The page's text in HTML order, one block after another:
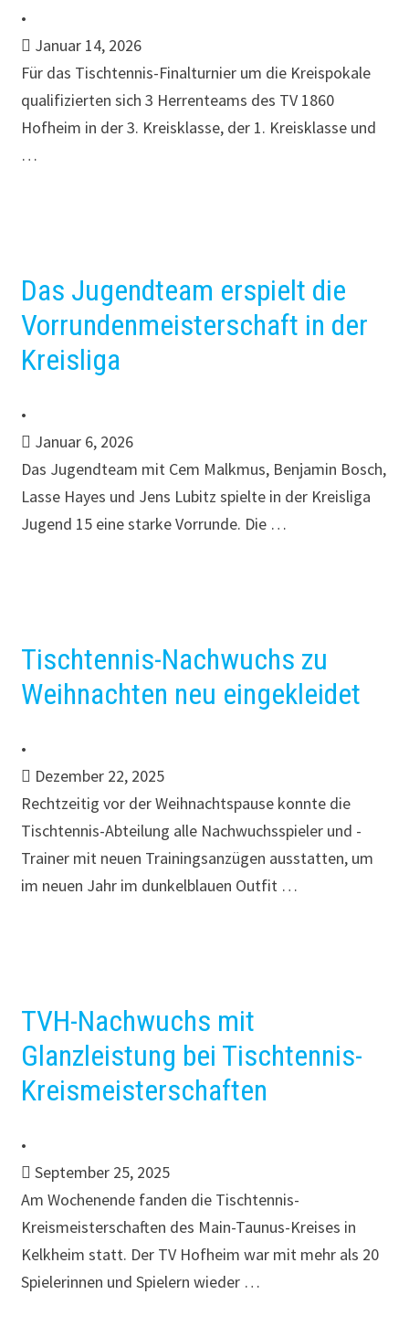
•
Januar 14, 2026
Für das Tischtennis-Finalturnier um die Kreispokale
qualifizierten sich 3 Herrenteams des TV 1860
Hofheim in der 3. Kreisklasse, der 1. Kreisklasse und
…
Das Jugendteam erspielt die
Vorrundenmeisterschaft in der
Kreisliga
•
Januar 6, 2026
Das Jugendteam mit Cem Malkmus, Benjamin Bosch,
Lasse Hayes und Jens Lubitz spielte in der Kreisliga
Jugend 15 eine starke Vorrunde. Die …
Tischtennis-Nachwuchs zu
Weihnachten neu eingekleidet
•
Dezember 22, 2025
Rechtzeitig vor der Weihnachtspause konnte die
Tischtennis-Abteilung alle Nachwuchs­spieler und -
Trainer mit neuen Trainingsanzügen ausstatten, um
im neuen Jahr im dunkelblauen Outfit …
TVH-Nachwuchs mit
Glanzleistung bei Tischtennis-
Kreismeisterschaften
•
September 25, 2025
Am Wochenende fanden die Tischtennis-
Kreismeisterschaften des Main-Taunus-Kreises in
Kelkheim statt. Der TV Hofheim war mit mehr als 20
Spielerinnen und Spielern wieder …